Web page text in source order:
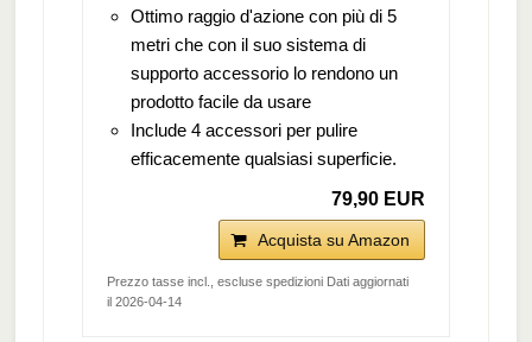
Ottimo raggio d'azione con più di 5
metri che con il suo sistema di
supporto accessorio lo rendono un
prodotto facile da usare
Include 4 accessori per pulire
efficacemente qualsiasi superficie.
79,90 EUR
Acquista su Amazon
Prezzo tasse incl., escluse spedizioni Dati aggiornati
il 2026-04-14